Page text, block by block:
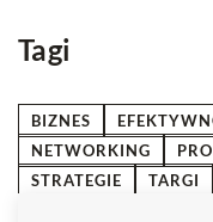
Tagi
BIZNES
NETWORKING
STRATEGIE
TARGI